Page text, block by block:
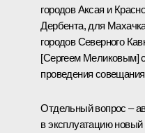
городов Аксая и
Дербента, для
городов Северного
[Сергеем Меликовым]
проведения
Отдельный вопрос –
в эксплуатацию новый